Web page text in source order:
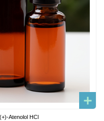
Atenolol HCl